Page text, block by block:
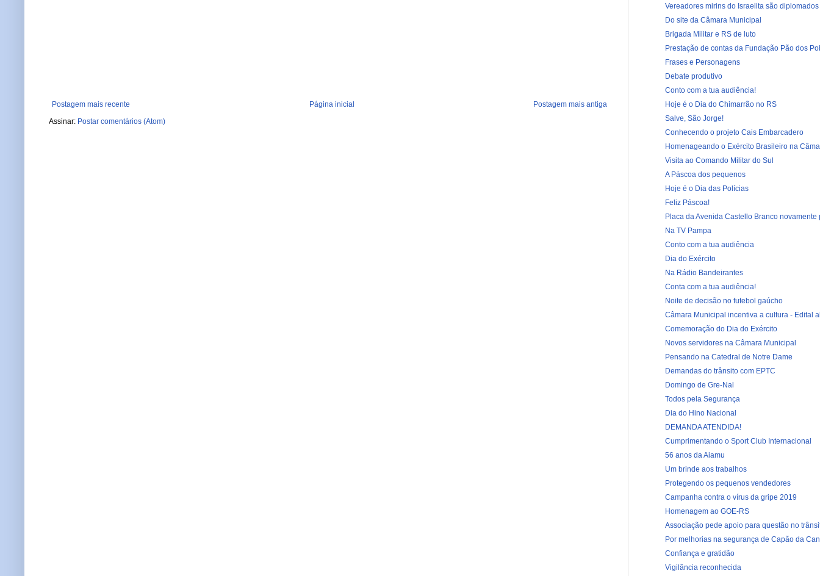
Postagem mais recente Postagem mais antiga
Página inicial
Assinar: Postar comentários (Atom)
Vereadores mirins do Israelita são diplomados
Do site da Câmara Municipal
Brigada Militar e RS de luto
Prestação de contas da Fundação Pão dos
Frases e Personagens
Debate produtivo
Conto com a tua audiência!
Hoje é o Dia do Chimarrão no RS
Salve, São Jorge!
Conhecendo o projeto Cais Embarcadero
Homenageando o Exército Brasileiro na
Visita ao Comando Militar do Sul
A Páscoa dos pequenos
Hoje é o Dia das Polícias
Feliz Páscoa!
Placa da Avenida Castello Branco novamente
Na TV Pampa
Conto com a tua audiência
Dia do Exército
Na Rádio Bandeirantes
Conta com a tua audiência!
Noite de decisão no futebol gaúcho
Câmara Municipal incentiva a cultura - Edital
Comemoração do Dia do Exército
Novos servidores na Câmara Municipal
Pensando na Catedral de Notre Dame
Demandas do trânsito com EPTC
Domingo de Gre-Nal
Todos pela Segurança
Dia do Hino Nacional
DEMANDA ATENDIDA!
Cumprimentando o Sport Club Internacional
56 anos da Aiamu
Um brinde aos trabalhos
Protegendo os pequenos vendedores
Campanha contra o vírus da gripe 2019
Homenagem ao GOE-RS
Associação pede apoio para questão no
Por melhorias na segurança de Capão da
Confiança e gratidão
Vigilância reconhecida